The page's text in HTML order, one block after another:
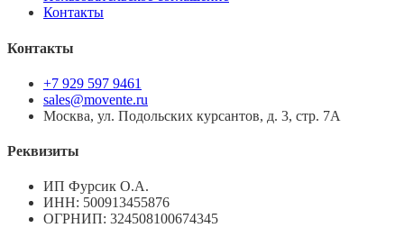
Контакты
Контакты
+7 929 597 9461
sales@movente.ru
Москва, ул. Подольских курсантов, д. 3, стр. 7А
Реквизиты
ИП Фурсик О.А.
ИНН: 500913455876
ОГРНИП: 324508100674345